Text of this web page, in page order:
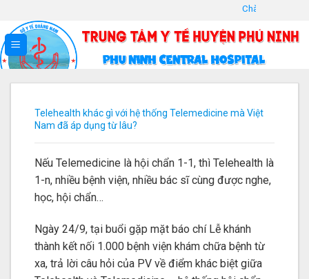
content
Chào mừng đến với
Telehealth khác gì với hệ thống Telemedicine mà Việt
Nam đã áp dụng từ lâu?
Nếu Telemedicine là hội chẩn 1-1, thì Telehealth là
1-n, nhiều bệnh viện, nhiều bác sĩ cùng được nghe,
học, hội chẩn…
Ngày 24/9, tại buổi gặp mặt báo chí Lễ khánh
thành kết nối 1.000 bệnh viện khám chữa bệnh từ
xa, trả lời câu hỏi của PV về điểm khác biệt giữa